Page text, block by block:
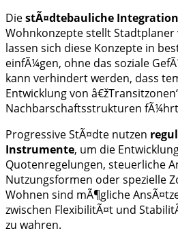
DiestÃ¤dtebauliche Integration
Wohnkonzepte stellt Stadtplaner
lassen sich diese Konzepte in
einfÃ¼gen, ohne das soziale
kann verhindert werden, dass
Entwicklung von
Nachbarschaftsstrukturen
Progressive StÃ¤dte nutzen
Instrumente, um die
Quotenregelungen, steuerliche
Nutzungsformen oder spezielle
Wohnen sind mÃ¶gliche
zwischen FlexibilitÃ¤t und
zu wahren.